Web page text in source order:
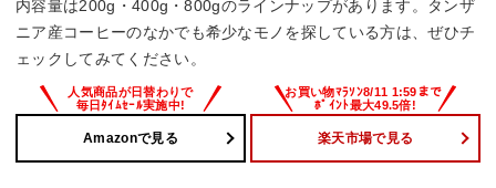
内容量は200g・400g・800gのラインナップがあります。タンザ
ニア産コーヒーのなかでも希少なモノを探している方は、ぜひチ
ェックしてみてください。
Amazonで見る 楽天市場で見る